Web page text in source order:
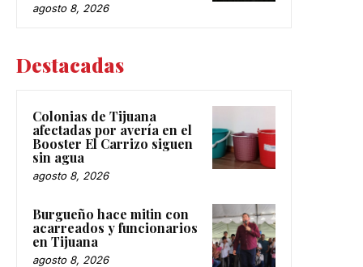
agosto 8, 2026
Destacadas
Colonias de Tijuana
afectadas por avería en el
Booster El Carrizo siguen
sin agua
agosto 8, 2026
Burgueño hace mitin con
acarreados y funcionarios
en Tijuana
agosto 8, 2026